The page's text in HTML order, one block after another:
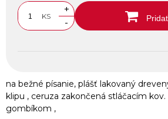
KS
+
-
na bežné písanie, plášť lakovaný
klipu , ceruza zakončená stláčacím
gombíkom ,